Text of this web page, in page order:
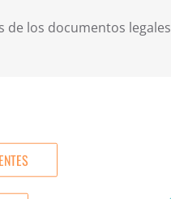
de los documentos legales